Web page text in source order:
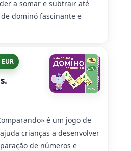
a somar e subtrair até
dominó fascinante e
é um jogo de
crianças a desenvolver
de números e